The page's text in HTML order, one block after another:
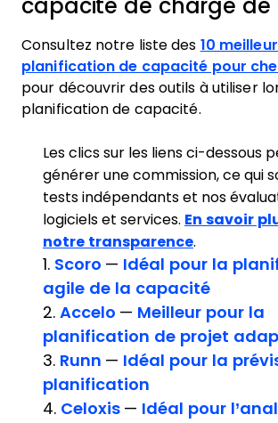
capacité de charge de
Consultez notre liste des 10
planification de capacité pour
pour découvrir des outils à utiliser
planification de capacité.
Les clics sur les liens ci-dessous
générer une commission, ce qui
tests indépendants et nos
logiciels et services. En savoir
notre transparence.
1. Scoro — Idéal pour la
agile de la capacité
2. Accelo — Meilleur pour la
planification de projet
3. Runn — Idéal pour la
planification
4. Celoxis — Idéal pour